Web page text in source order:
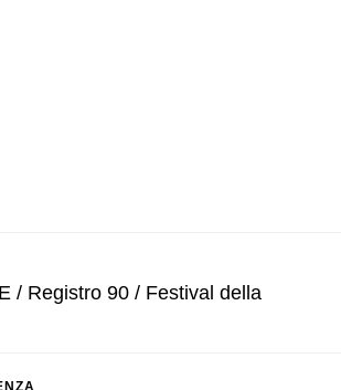
/ Registro 90 / Festival della